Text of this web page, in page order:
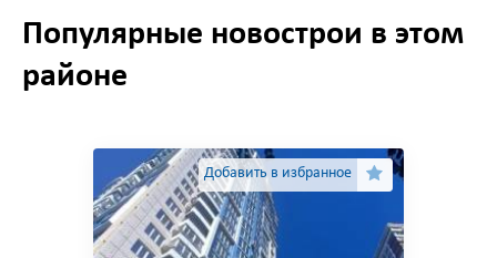
Популярные новострои в этом
районе
Добавить в избранное